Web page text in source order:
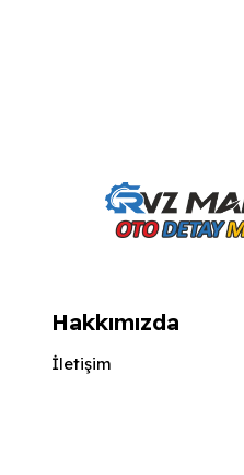
Hakkımızda
İletişim